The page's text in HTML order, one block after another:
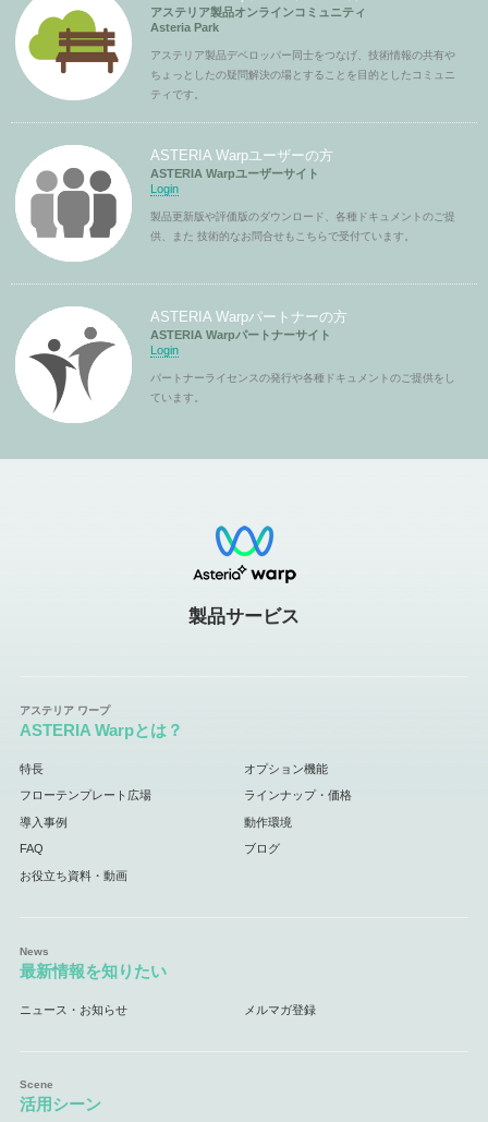
アステリア製品オンラインコミュニティ
Asteria Park
アステリア製品デベロッパー同士をつなげ、技術情報の共有や
ちょっとしたの疑問解決の場とすることを目的としたコミュニ
ティです。
ASTERIA Warpユーザーの方
ASTERIA Warpユーザーサイト
Login
製品更新版や評価版のダウンロード、各種ドキュメントのご提
供、また 技術的なお問合せもこちらで受付ています。
ASTERIA Warpパートナーの方
ASTERIA Warpパートナーサイト
Login
パートナーライセンスの発行や各種ドキュメントのご提供をし
ています。
製品サービス
ASTERIA Warpとは？
特長 オプション機能
フローテンプレート広場 ラインナップ・価格
導入事例 動作環境
FAQ ブログ
お役立ち資料・動画
最新情報を知りたい
ニュース・お知らせ メルマガ登録
活用シーン